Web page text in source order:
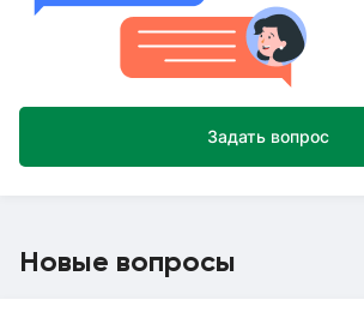
Задать вопрос
Новые вопросы